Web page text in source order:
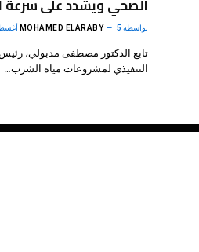
الصحي ويشدد على سرعة
بواسطة MOHAMED ELARABY 5 أغسطس، 2026
تابع الدكتور مصطفى مدبولي،
التنفيذي لمشروعات مياه الشرب…